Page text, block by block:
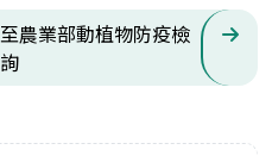
農業部動植物防疫檢